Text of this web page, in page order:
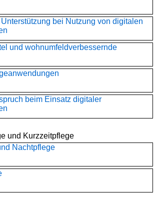
bei Nutzung von digitalen
und wohnumfeldverbessernde
beim Einsatz digitaler
und Kurzzeitpflege
Nachtpflege